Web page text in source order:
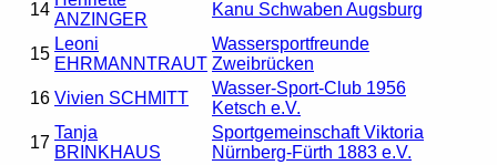
14
ANZINGER
Kanu Schwaben Augsburg
15
Leoni
EHRMANNTRAUT
Wassersportfreunde
Zweibrücken
16 Vivien SCHMITT
Wasser-Sport-Club 1956
Ketsch e.V.
17
Tanja
BRINKHAUS
Sportgemeinschaft Viktoria
Nürnberg-Fürth 1883 e.V.